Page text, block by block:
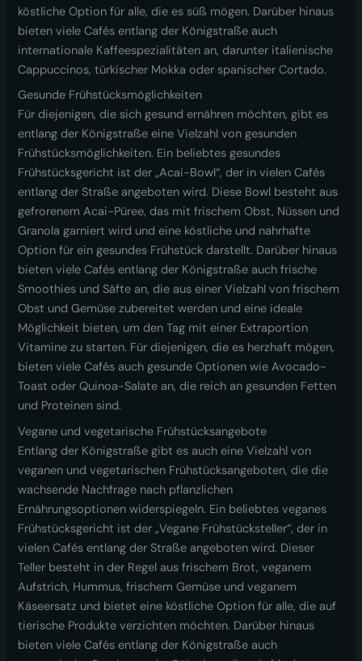
köstliche Option für alle, die es süß mögen. Darüber hinaus
bieten viele Cafés entlang der Königstraße auch
internationale Kaffeespezialitäten an, darunter italienische
Cappuccinos, türkischer Mokka oder spanischer Cortado.
Gesunde Frühstücksmöglichkeiten
Für diejenigen, die sich gesund ernähren möchten, gibt es
entlang der Königstraße eine Vielzahl von gesunden
Frühstücksmöglichkeiten. Ein beliebtes gesundes
Frühstücksgericht ist der „Acai-Bowl“, der in vielen Cafés
entlang der Straße angeboten wird. Diese Bowl besteht aus
gefrorenem Acai-Püree, das mit frischem Obst, Nüssen und
Granola garniert wird und eine köstliche und nahrhafte
Option für ein gesundes Frühstück darstellt. Darüber hinaus
bieten viele Cafés entlang der Königstraße auch frische
Smoothies und Säfte an, die aus einer Vielzahl von frischem
Obst und Gemüse zubereitet werden und eine ideale
Möglichkeit bieten, um den Tag mit einer Extraportion
Vitamine zu starten. Für diejenigen, die es herzhaft mögen,
bieten viele Cafés auch gesunde Optionen wie Avocado-
Toast oder Quinoa-Salate an, die reich an gesunden Fetten
und Proteinen sind.
Vegane und vegetarische Frühstücksangebote
Entlang der Königstraße gibt es auch eine Vielzahl von
veganen und vegetarischen Frühstücksangeboten, die die
wachsende Nachfrage nach pflanzlichen
Ernährungsoptionen widerspiegeln. Ein beliebtes veganes
Frühstücksgericht ist der „Vegane Frühstücksteller“, der in
vielen Cafés entlang der Straße angeboten wird. Dieser
Teller besteht in der Regel aus frischem Brot, veganem
Aufstrich, Hummus, frischem Gemüse und veganem
Käseersatz und bietet eine köstliche Option für alle, die auf
tierische Produkte verzichten möchten. Darüber hinaus
bieten viele Cafés entlang der Königstraße auch